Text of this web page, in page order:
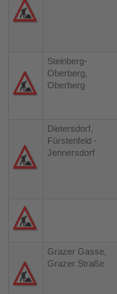
Steinberg-
Oberberg,
Oberberg
Dietersdorf,
Fürstenfeld -
Jennersdorf
Grazer Gasse,
Grazer Straße